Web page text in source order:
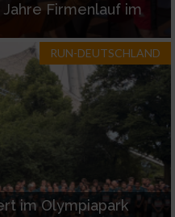
Firmenlauf im
RUN-DEUTSCHLAND
im Olympiapark